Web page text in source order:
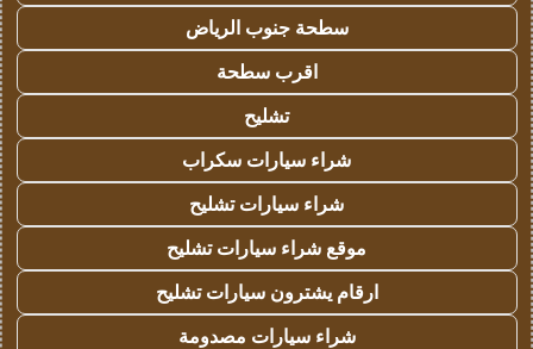
سطحة جنوب الرياض
اقرب سطحة
تشليح
شراء سيارات سكراب
شراء سيارات تشليح
موقع شراء سيارات تشليح
ارقام يشترون سيارات تشليح
شراء سيارات مصدومة